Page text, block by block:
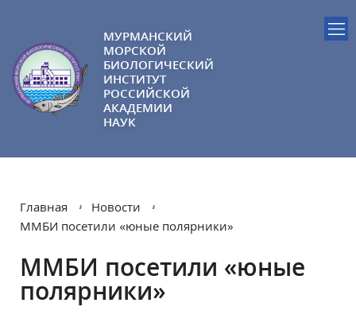
МУРМАНСКИЙ
МОРСКОЙ
БИОЛОГИЧЕСКИЙ
ИНСТИТУТ
РОССИЙСКОЙ
АКАДЕМИИ
НАУК
Главная
Новости
ММБИ посетили «юные полярники»
ММБИ посетили «юные
полярники»